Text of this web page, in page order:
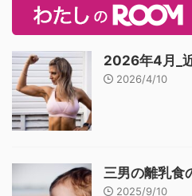
2026年4月_
2026/4/10
三男の離乳食
2025/9/10